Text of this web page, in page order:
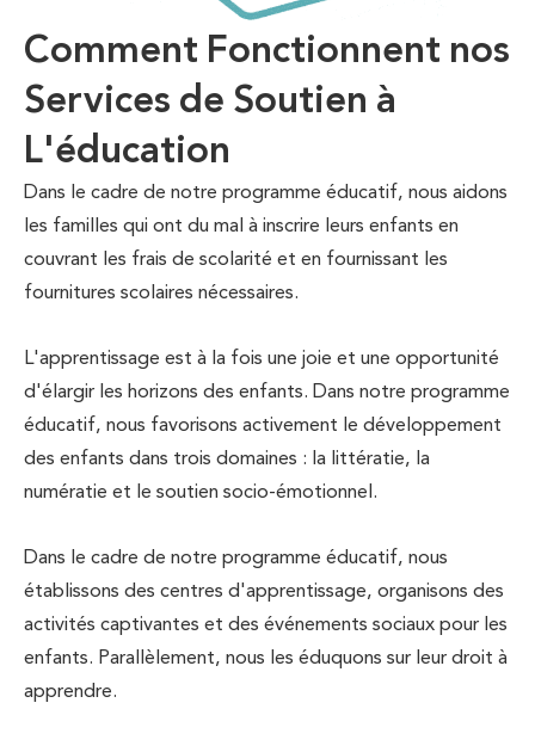
Comment Fonctionnent nos
Services de Soutien à
L'éducation
Dans le cadre de notre programme éducatif, nous aidons
les familles qui ont du mal à inscrire leurs enfants en
couvrant les frais de scolarité et en fournissant les
fournitures scolaires nécessaires.
L'apprentissage est à la fois une joie et une opportunité
d'élargir les horizons des enfants. Dans notre programme
éducatif, nous favorisons activement le développement
des enfants dans trois domaines : la littératie, la
numératie et le soutien socio-émotionnel.
Dans le cadre de notre programme éducatif, nous
établissons des centres d'apprentissage, organisons des
activités captivantes et des événements sociaux pour les
enfants. Parallèlement, nous les éduquons sur leur droit à
apprendre.